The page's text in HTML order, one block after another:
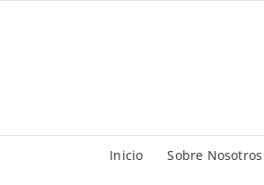
Inicio Sobre Nosotros